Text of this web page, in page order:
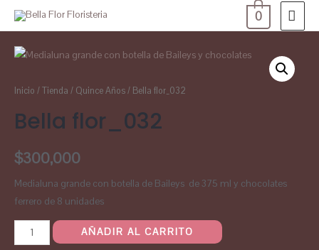
0
Inicio /Tienda / Quince Años/ Bella flor_032
Bella flor_032
$300,000
Medialuna grande con botella de Baileys de 375 ml y chocolates
ferrero de 8 unidades
AÑADIR AL CARRITO